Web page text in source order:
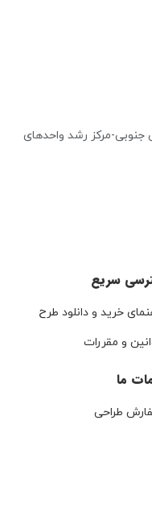
مرکز رشد واحدهای
سریع
خرید و دانلود طرح
و مقررات
ما
طراحی